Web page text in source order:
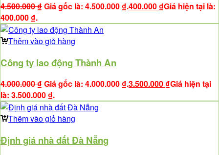
4.500.000₫Giá gốc là: 4.500.000 ₫.400.000 ₫Giá hiện tại là:
400.000 ₫.
Thêm vào giỏ hàng
Công ty lao động Thành An
4.000.000₫Giá gốc là: 4.000.000 ₫.3.500.000 ₫Giá hiện tại
là: 3.500.000 ₫.
Thêm vào giỏ hàng
Định giá nhà đất Đà Nẵng